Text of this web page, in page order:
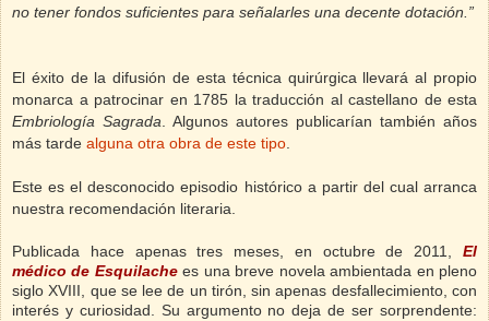
no tener fondos suficientes para señalarles una decente dotación.”
El éxito de la difusión de esta técnica quirúrgica llevará al propio
monarca a patrocinar en 1785 la traducción al castellano de esta
Embriología Sagrada . Algunos autores publicarían también años
más tarde alguna otra obra de este tipo
Este es el desconocido episodio histórico a partir del cual arranca
nuestra recomendación literaria.
Publicada hace apenas tres meses, en octubre de 2011, El
médico de Esquilachees una breve novela ambientada en pleno
siglo XVIII, que se lee de un tirón, sin apenas desfallecimiento, con
interés y curiosidad. Su argumento no deja de ser sorprendente: